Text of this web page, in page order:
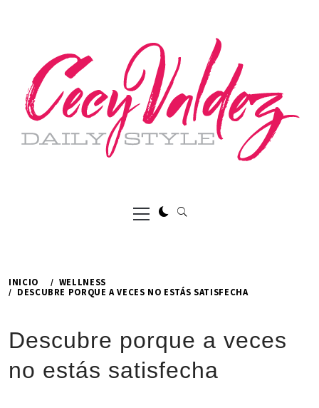
Menú
principal
INICIO
WELLNESS
DESCUBRE PORQUE A VECES NO ESTÁS SATISFECHA
Descubre porque a veces
no estás satisfecha